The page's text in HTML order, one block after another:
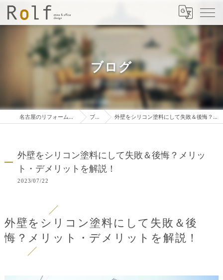
ブログ
名古屋のリフォームは株式会社ロルフ ブログ 外壁をシリコン塗料にして失敗＆後悔？メリット・デメリットを解説！
外壁をシリコン塗料にして失敗＆後悔？メリッ
ト・デメリットを解説！
2023/07/22
外壁をシリコン塗料にして失敗＆後
悔？メリット・デメリットを解説！